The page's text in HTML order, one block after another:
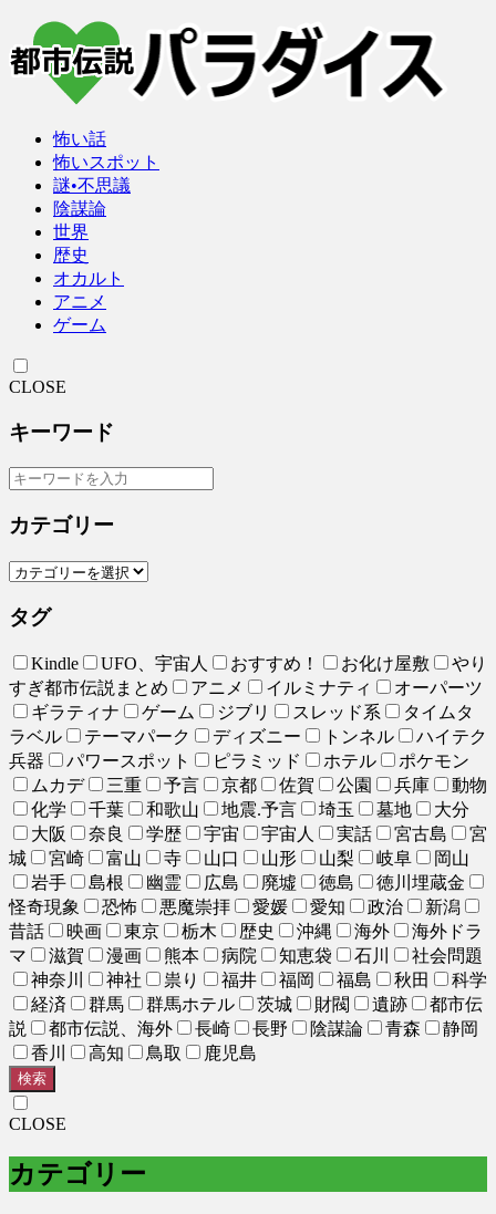
怖い話
怖いスポット
謎•不思議
陰謀論
世界
歴史
オカルト
アニメ
ゲーム
CLOSE
キーワード
カテゴリー
タグ
Kindle UFO、宇宙人 おすすめ！ お化け屋敷
やり
すぎ都市伝説まとめ
アニメ イルミナティ
オーパーツ
ギラティナ
ゲーム ジブリ スレッド系
タイムタ
ラベル
テーマパーク ディズニー トンネル
ハイテク
兵器
パワースポット ピラミッド ホテル
ポケモン
ムカデ
三重 予言 京都 佐賀 公園 兵庫
動物
化学
千葉 和歌山 地震.予言 埼玉 墓地
大分
大阪
奈良 学歴 宇宙 宇宙人 実話 宮古島
宮
城
宮崎 富山 寺 山口 山形 山梨 岐阜
岡山
岩手
島根 幽霊 広島 廃墟 徳島
徳川埋蔵金
怪奇現象
恐怖 悪魔崇拝 愛媛 愛知 政治
新潟
昔話
映画 東京 栃木 歴史 沖縄 海外
海外ドラ
マ
滋賀 漫画 熊本 病院 知恵袋 石川
社会問題
神奈川
神社 祟り 福井 福岡 福島 秋田
科学
経済
群馬 群馬ホテル 茨城 財閥 遺跡
都市伝
説
都市伝説、海外 長崎 長野 陰謀論 青森
静岡
香川
高知 鳥取 鹿児島
検索
CLOSE
カテゴリー